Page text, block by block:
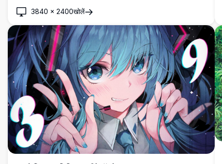
यह कला कृति श्रृंखला के महाकाव्य पैमाने और तनाव को कैप्चर करती है।
3840 × 2400खोलें